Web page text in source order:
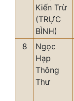
Kiến Trừ
(TRỰC
BÌNH)
8
Ngọc
Hạp
Thông
Thư